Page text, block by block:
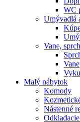
WC
Umývadlá
Vane,
Vane
Malý nábytok
Komody
Nástenné